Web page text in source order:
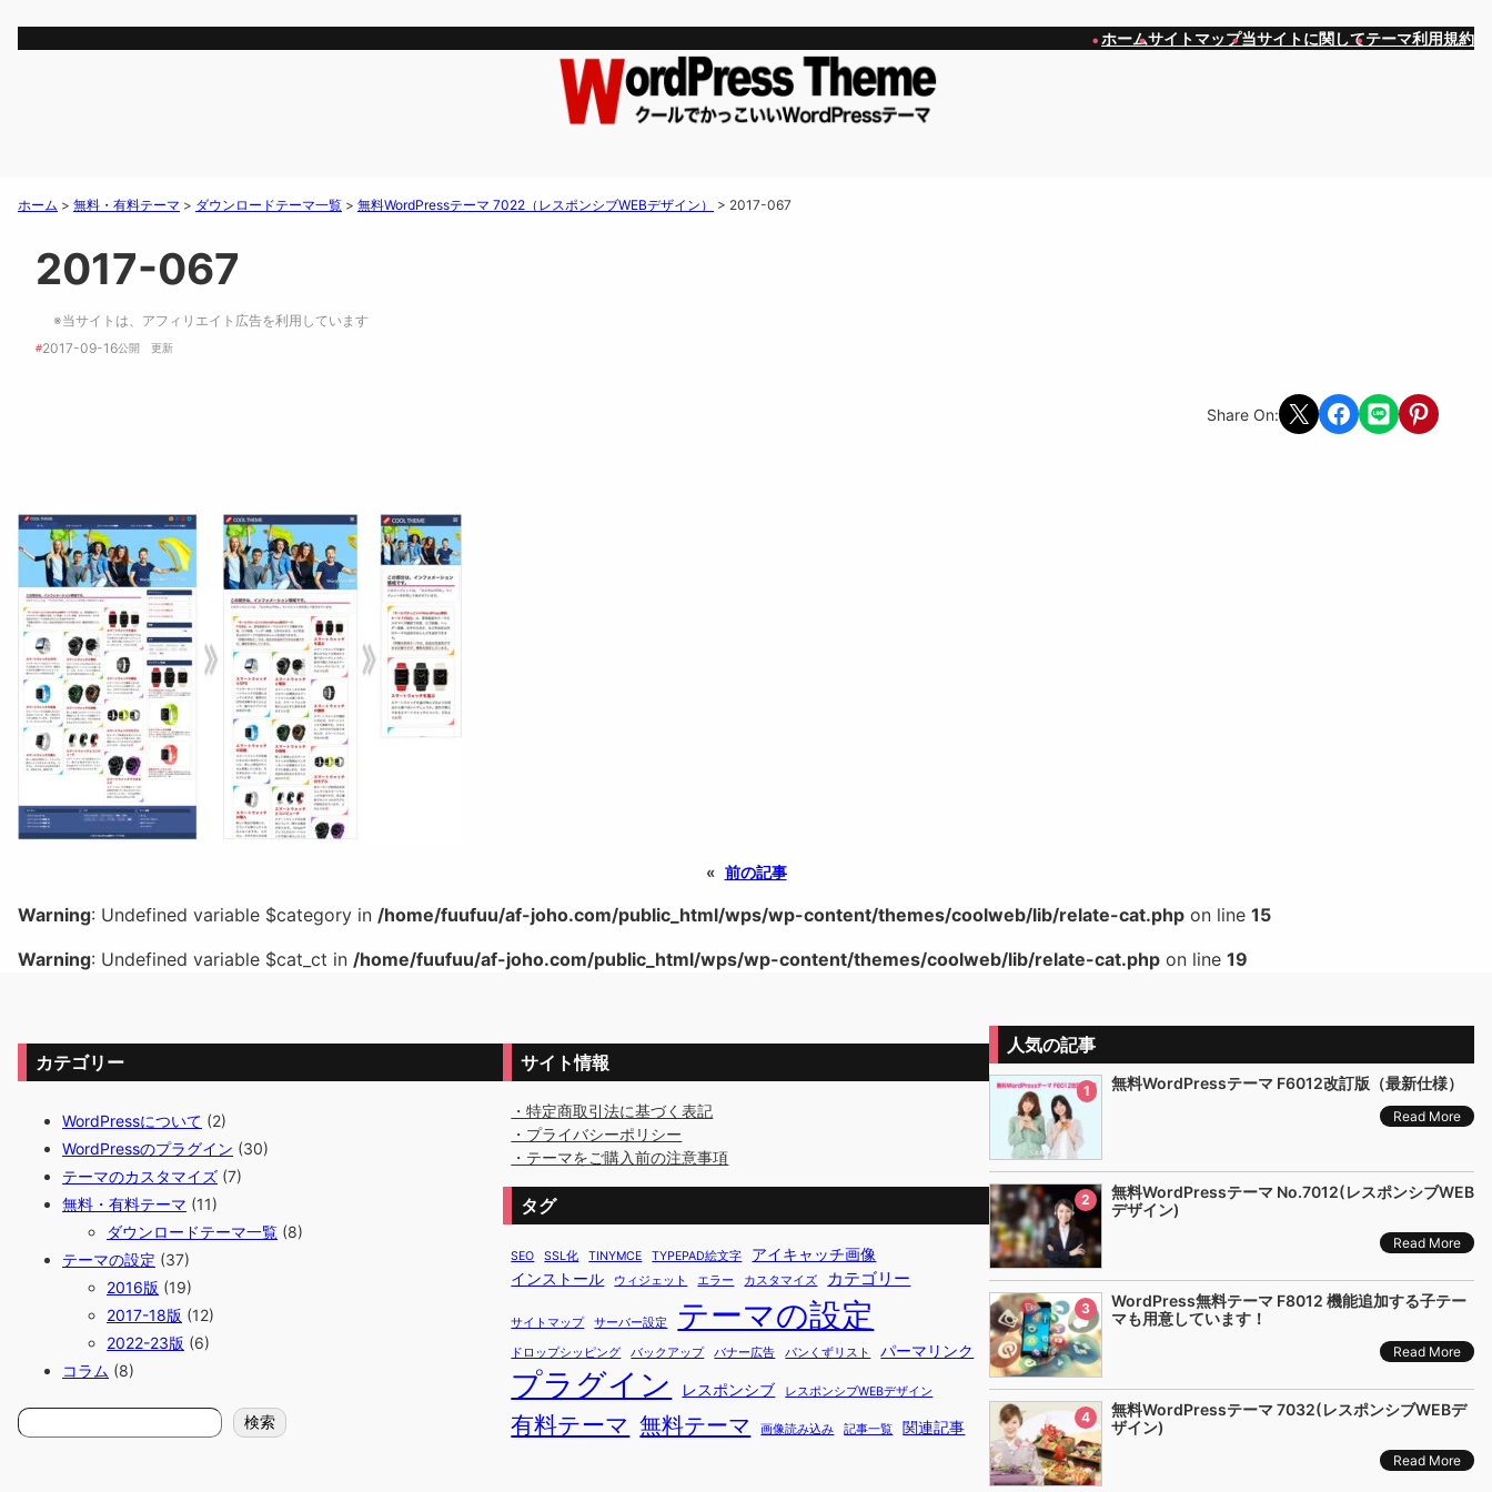
ホームサイトマップ当サイトに関してテーマ利用規約
ホーム > 無料・有料テーマ > ダウンロードテーマ一覧 > 無料WordPressテーマ 7022（レスポンシブWEBデザイン） > 2017-067
2017-067
※当サイトは、アフィリエイト広告を利用しています
#2017-09-16公開 更新
Share On: Share on X Share on Facebook
Share on LINEShare on
« 前の記事
Warning: Undefined variable $category in /home/fuufuu/af-joho.com/public_html/wps/wp-content/themes/coolweb/lib/relate-cat.php on line 15
Warning: Undefined variable $cat_ct in /home/fuufuu/af-joho.com/public_html/wps/wp-content/themes/coolweb/lib/relate-cat.php on line 19
カテゴリー
WordPressについて (2)
WordPressのプラグイン (30)
テーマのカスタマイズ (7)
無料・有料テーマ (11)
ダウンロードテーマ一覧 (8)
テーマの設定 (37)
2016版 (19)
2017-18版 (12)
2022-23版 (6)
コラム (8)
検
索
検索
サイト情報
・特定商取引法に基づく表記
・プライバシーポリシー
・テーマをご購入前の注意事項
タグ
SEO SSL化 TINYMCE TYPEPAD絵文字
アイキャッチ画像
インストール
ウィジェット エラー カスタマイズ カテゴリー
サイトマップ サーバー設定 テーマの設定
ドロップシッピング バックアップ バナー広告 パンくずリスト パーマリンク
プラグイン レスポンシブ レスポンシブWEBデザイン
有料テーマ 無料テーマ 画像読み込み 記事一覧 関連記事
人気の記事
1 無料WordPressテーマ F6012改訂版（最新仕様）
Read More
2
無料WordPressテーマ No.7012(レスポンシブWEB
デザイン)
Read More
3
WordPress無料テーマ F8012 機能追加する子テー
マも用意しています！
Read More
4
無料WordPressテーマ 7032(レスポンシブWEBデ
ザイン)
Read More